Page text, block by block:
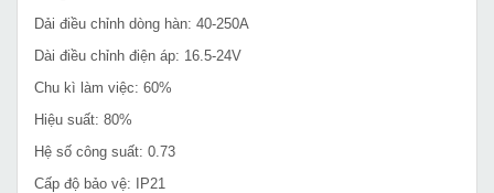
Dải điều chỉnh dòng hàn: 40-250A
Dài điều chỉnh điện áp: 16.5-24V
Chu kì làm việc: 60%
Hiệu suất: 80%
Hệ số công suất: 0.73
Cấp độ bảo vệ: IP21